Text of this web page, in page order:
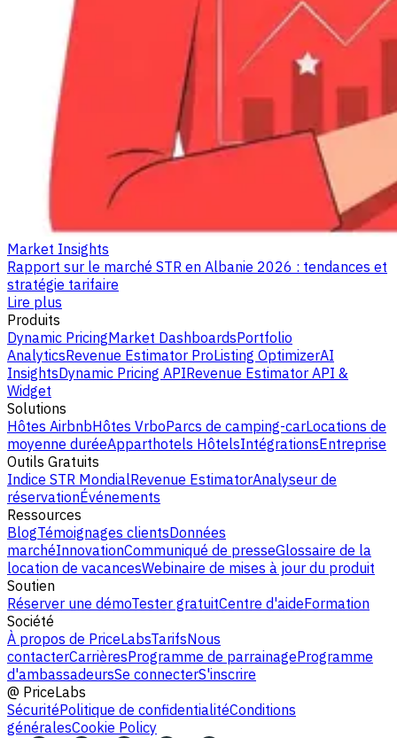
Market Insights
Rapport sur le marché STR en Albanie 2026 : tendances et
stratégie tarifaire
Lire plus
Produits
Dynamic PricingMarket DashboardsPortfolio
AnalyticsRevenue Estimator ProListing OptimizerAI
InsightsDynamic Pricing APIRevenue Estimator API &
Widget
Solutions
Hôtes AirbnbHôtes VrboParcs de camping-carLocations de
moyenne duréeApparthotels HôtelsIntégrationsEntreprise
Outils Gratuits
Indice STR MondialRevenue EstimatorAnalyseur de
réservationÉvénements
Ressources
BlogTémoignages clientsDonnées
marchéInnovationCommuniqué de presseGlossaire de la
location de vacancesWebinaire de mises à jour du produit
Soutien
Réserver une démoTester gratuitCentre d'aideFormation
Société
À propos de PriceLabsTarifsNous
contacterCarrièresProgramme de parrainageProgramme
d'ambassadeursSe connecterS'inscrire
@ PriceLabs
SécuritéPolitique de confidentialitéConditions
généralesCookie Policy